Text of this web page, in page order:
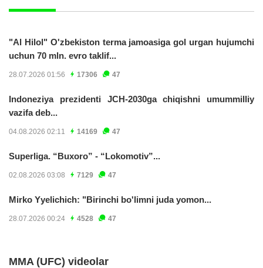
"Al Hilol" O'zbekiston terma jamoasiga gol urgan hujumchi
uchun 70 mln. evro taklif...
28.07.2026 01:56 17306 47
Indoneziya prezidenti JCH-2030ga chiqishni umummilliy
vazifa deb...
04.08.2026 02:11 14169 47
Superliga. “Buxoro” - “Lokomotiv”...
02.08.2026 03:08 7129 47
Mirko Yyelichich: "Birinchi bo'limni juda yomon...
28.07.2026 00:24 4528 47
MMA (UFC) videolar